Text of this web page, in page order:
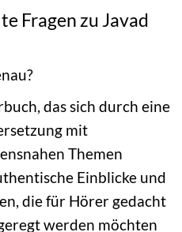
Fragen zu Javad
das sich durch eine
mit
Themen
Einblicke und
die für Hörer gedacht
werden möchten